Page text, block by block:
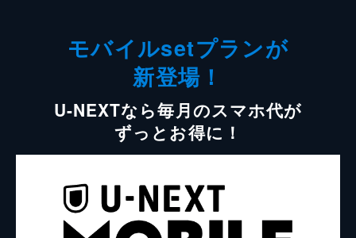
モバイルsetプランが
新登場！
U-NEXTなら毎月のスマホ代が
ずっとお得に！